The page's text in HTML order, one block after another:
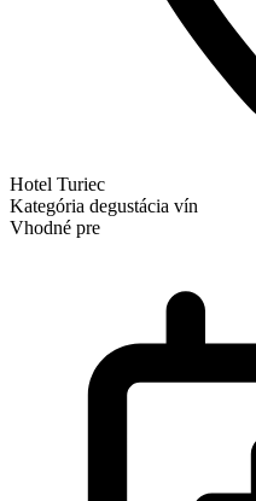
Hotel Turiec
Kategória degustácia vín
Vhodné pre